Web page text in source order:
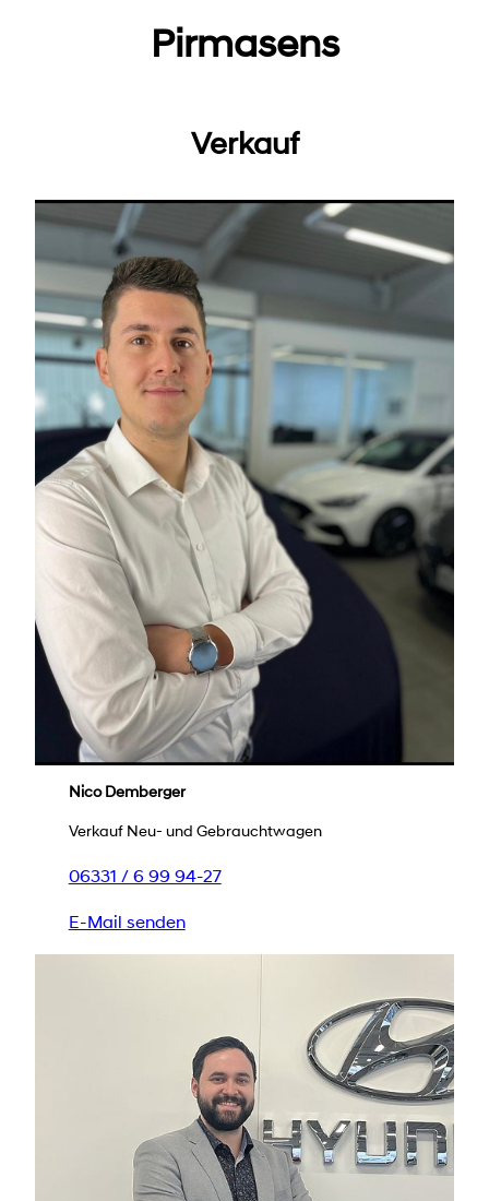
Pirmasens
Verkauf
Nico Demberger
Verkauf Neu- und Gebrauchtwagen
06331 / 6 99 94-27
E-Mail senden